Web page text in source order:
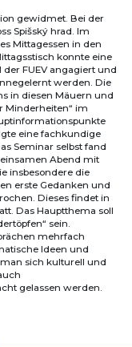
gewidmet. Bei der
Spišský hrad. Im
Mittagessen in den
konnte eine
FUEV angagiert und
werden. Die
in diesen Mäuern und
Minderheiten“ im
eine fachkundige
Seminar selbst fand
Abend mit
insbesondere die
erste Gedanken und
Dieses findet in
Das Hauptthema soll
sein.
mehrfach
Ideen und
sich kulturell und
gelassen werden.